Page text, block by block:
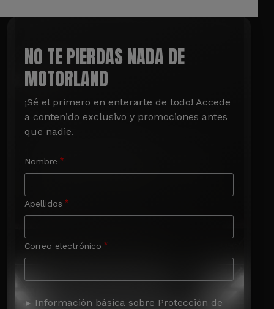
NO TE PIERDAS NADA DE
MOTORLAND
¡Sé el primero en enterarte de todo! Accede
a contenido exclusivo y promociones antes
que nadie.
Nombre
Apellidos
Correo electrónico
Información básica sobre Protección de